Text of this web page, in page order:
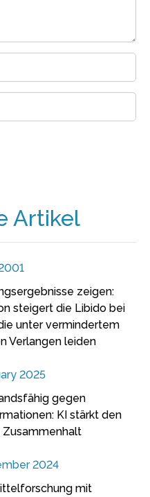
Artikel
zeigen:
steigert die Libido bei
unter vermindertem
Verlangen leiden
2025
gegen
KI stärkt den
Zusammenhalt
2024
mit